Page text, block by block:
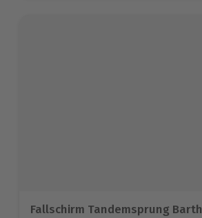
Fallschirm Tandemsprung Barth